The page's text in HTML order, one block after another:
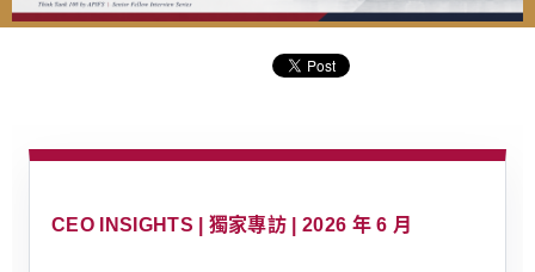
CEO INSIGHTS | 獨家專訪 | 2026 年 6 月